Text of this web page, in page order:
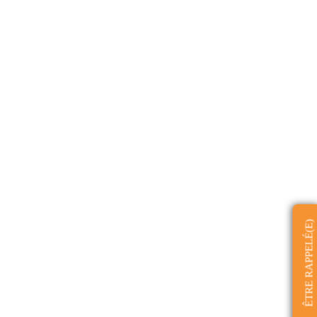
ÊTRE RAPPELÉ(E)